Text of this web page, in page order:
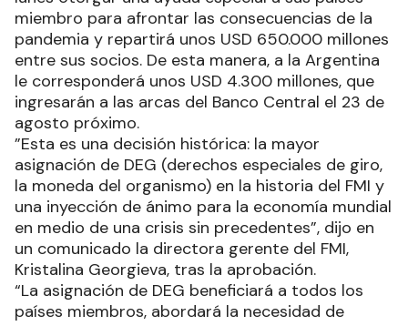
miembro para afrontar las consecuencias de la
pandemia y repartirá unos USD 650.000 millones
entre sus socios. De esta manera, a la Argentina
le corresponderá unos USD 4.300 millones, que
ingresarán a las arcas del Banco Central el 23 de
agosto próximo.
”Esta es una decisión histórica: la mayor
asignación de DEG (derechos especiales de giro,
la moneda del organismo) en la historia del FMI y
una inyección de ánimo para la economía mundial
en medio de una crisis sin precedentes”, dijo en
un comunicado la directora gerente del FMI,
Kristalina Georgieva, tras la aprobación.
“La asignación de DEG beneficiará a todos los
países miembros, abordará la necesidad de